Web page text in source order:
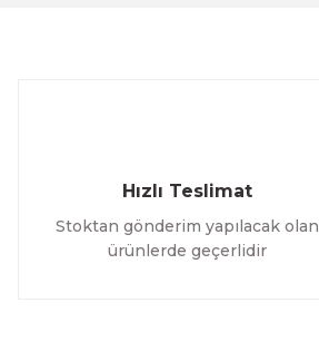
Hızlı Teslimat
Stoktan gönderim yapılacak olan
ürünlerde geçerlidir